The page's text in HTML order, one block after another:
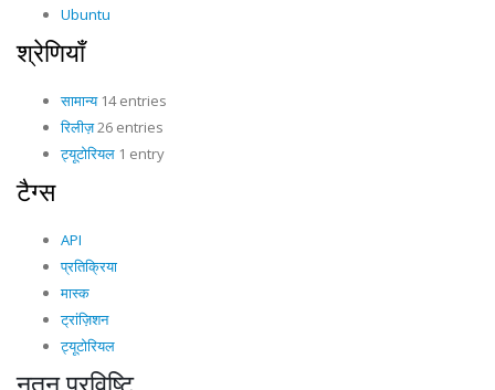
Ubuntu
श्रेणियाँ
सामान्य14 entries
रिलीज़26 entries
ट्यूटोरियल 1 entry
टैग्स
API
प्रतिक्रिया
मास्क
ट्रांज़िशन
ट्यूटोरियल